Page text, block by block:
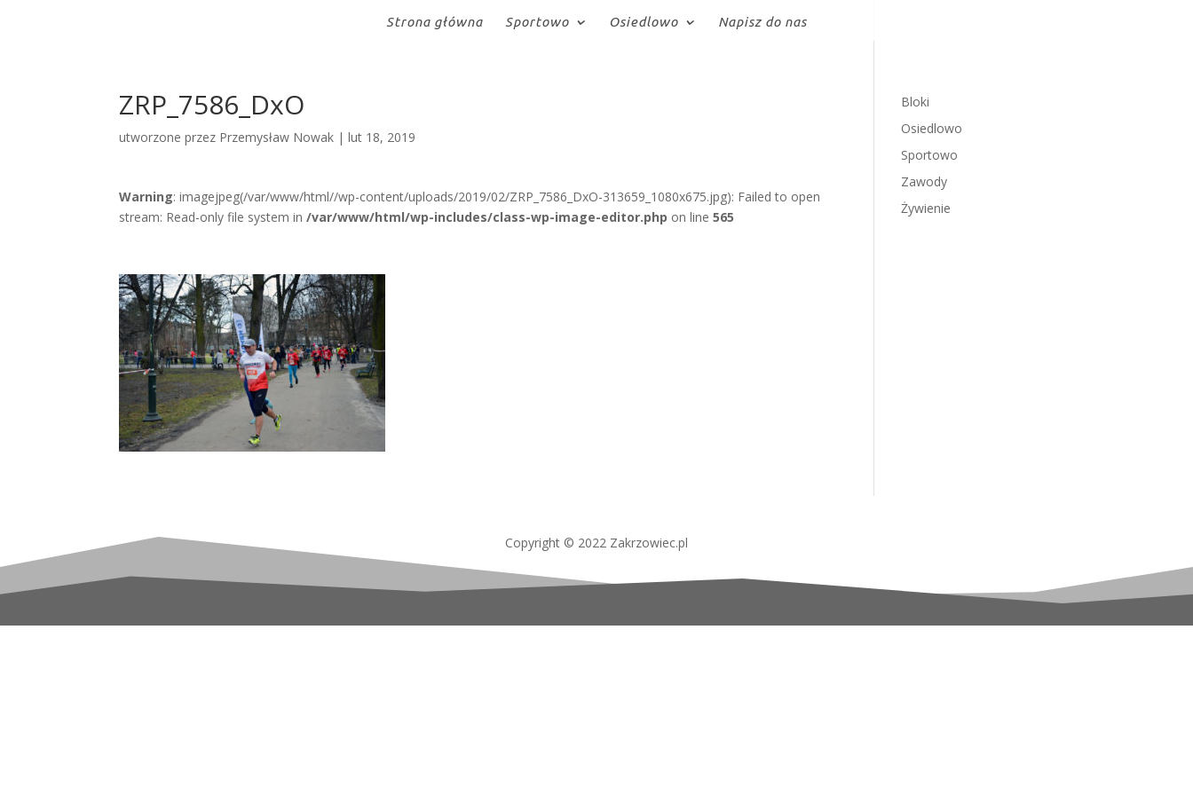
Strona główna Sportowo Osiedlowo Napisz do nas
ZRP_7586_DxO
utworzone przez Przemysław Nowak |lut 18, 2019
Warning: imagejpeg(/var/www/html//wp-content/uploads/2019/02/ZRP_7586_DxO-313659_1080x675.jpg): Failed to open
stream: Read-only file system in/var/www/html/wp-includes/class-wp-image-editor.php on line565
Bloki
Osiedlowo
Sportowo
Zawody
Żywienie
Copyright © 2022 Zakrzowiec.pl